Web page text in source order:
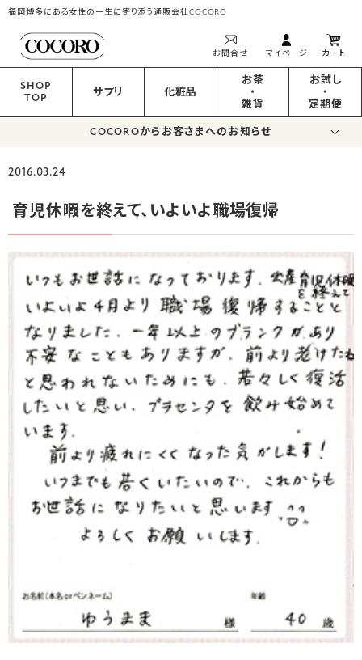
福岡博多にある女性の一生に寄り添う通販会社COCORO
お問合せ マイページ カート
SHOP
TOP
サプリ 化粧品
お茶
・
雑貨
お試し
・
定期便
COCOROからお客さまへのお知らせ
2016.03.24
育児休暇を終えて、いよいよ職場復帰